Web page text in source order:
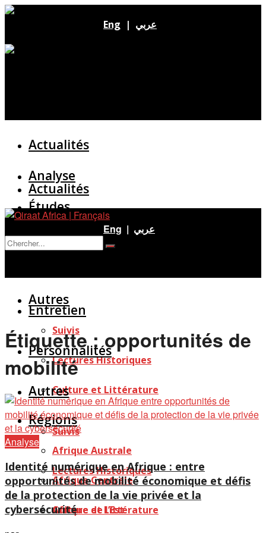
Eng | عربي
Actualités
Analyse
Études
Entretien
Autres
Suivis
Lectures Historiques
Culture et Littérature
Régions
Afrique Australe
Afrique Centrale
Afrique de l’Est
Actualités
Entretien
Personnalités
Autres
Suivis
Lectures Historiques
Culture et Littérature
Eng | عربي
Étiquette :opportunités de
mobilité
Analyse
Identité numérique en Afrique : entre
opportunités de mobilité économique et défis
de la protection de la vie privée et la
cybersécurité